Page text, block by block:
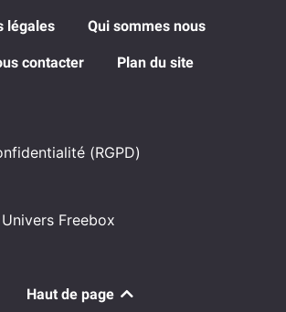
légales Qui sommes nous
contacter Plan du site
(RGPD)
Freebox
Haut de page